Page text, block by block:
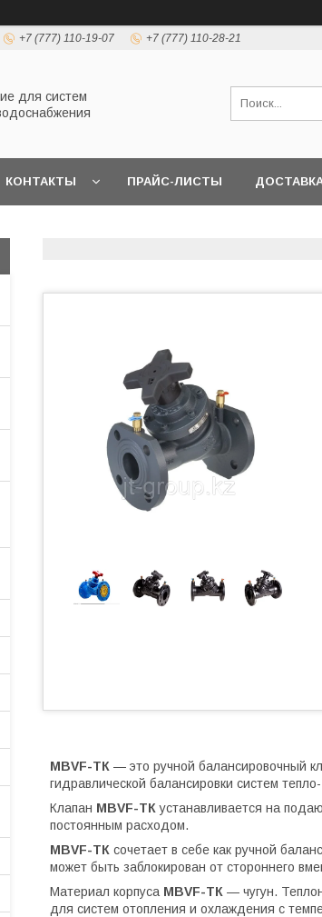
+7 (777) 110-19-07 +7 (777) 110-28-21
для систем
КОНТАКТЫ ПРАЙС-ЛИСТЫ
MBVF-ТК — это ручной балансировочный
гидравлической балансировки систем
Клапан MBVF-ТК устанавливается на
постоянным расходом.
MBVF-ТК сочетает в себе как ручной
может быть заблокирован от стороннего
Материал корпуса MBVF-ТК — чугун.
для систем отопления и охлаждения с